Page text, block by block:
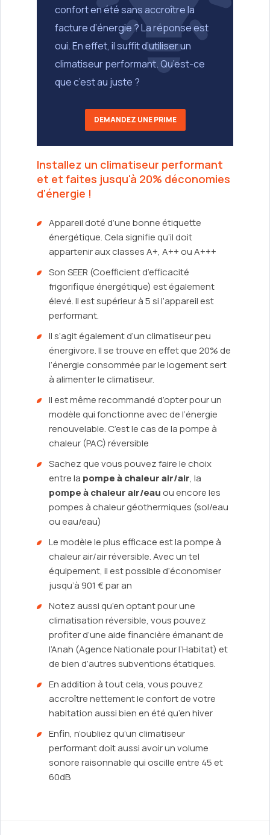
confort en été sans accroître la
facture d’énergie ? La réponse est
oui. En effet, il suffit d’utiliser un
climatiseur performant. Qu’est-ce
que c’est au juste ?
DEMANDEZ UNE PRIME
Installez un climatiseur performant
et et faites jusqu'à 20% déconomies
d'énergie !
Appareil doté d’une bonne étiquette
énergétique. Cela signifie qu’il doit
appartenir aux classes A+, A++ ou A+++
Son SEER (Coefficient d’efficacité
frigorifique énergétique) est également
élevé. Il est supérieur à 5 si l’appareil est
performant.
Il s’agit également d’un climatiseur peu
énergivore. Il se trouve en effet que 20% de
l’énergie consommée par le logement sert
à alimenter le climatiseur.
Il est même recommandé d’opter pour un
modèle qui fonctionne avec de l’énergie
renouvelable. C’est le cas de la pompe à
chaleur (PAC) réversible
Sachez que vous pouvez faire le choix
entre la pompe à chaleur air/air, la
pompe à chaleur air/eau ou encore les
pompes à chaleur géothermiques (sol/eau
ou eau/eau)
Le modèle le plus efficace est la pompe à
chaleur air/air réversible. Avec un tel
équipement, il est possible d’économiser
jusqu’à 901 € par an
Notez aussi qu’en optant pour une
climatisation réversible, vous pouvez
profiter d’une aide financière émanant de
l’Anah (Agence Nationale pour l’Habitat) et
de bien d’autres subventions étatiques.
En addition à tout cela, vous pouvez
accroître nettement le confort de votre
habitation aussi bien en été qu’en hiver
Enfin, n’oubliez qu’un climatiseur
performant doit aussi avoir un volume
sonore raisonnable qui oscille entre 45 et
60dB